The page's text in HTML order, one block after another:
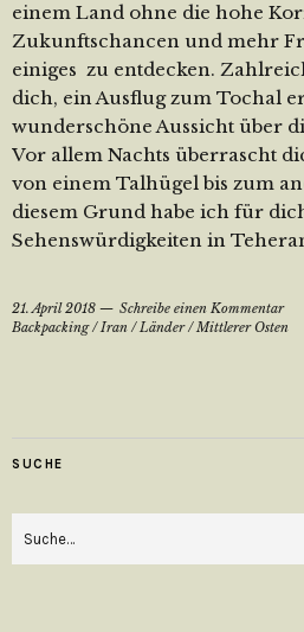
einem Land ohne die hohe
Zukunftschancen und mehr
einiges zu entdecken.
dich, ein Ausflug zum Tochal
wunderschöne Aussicht über
Vor allem Nachts überrascht
von einem Talhügel bis zum
diesem Grund habe ich für
Sehenswürdigkeiten in
21. April 2018
Schreibe einen Kommentar
Backpacking/Iran /Länder/Mittlerer Osten
SUCHE